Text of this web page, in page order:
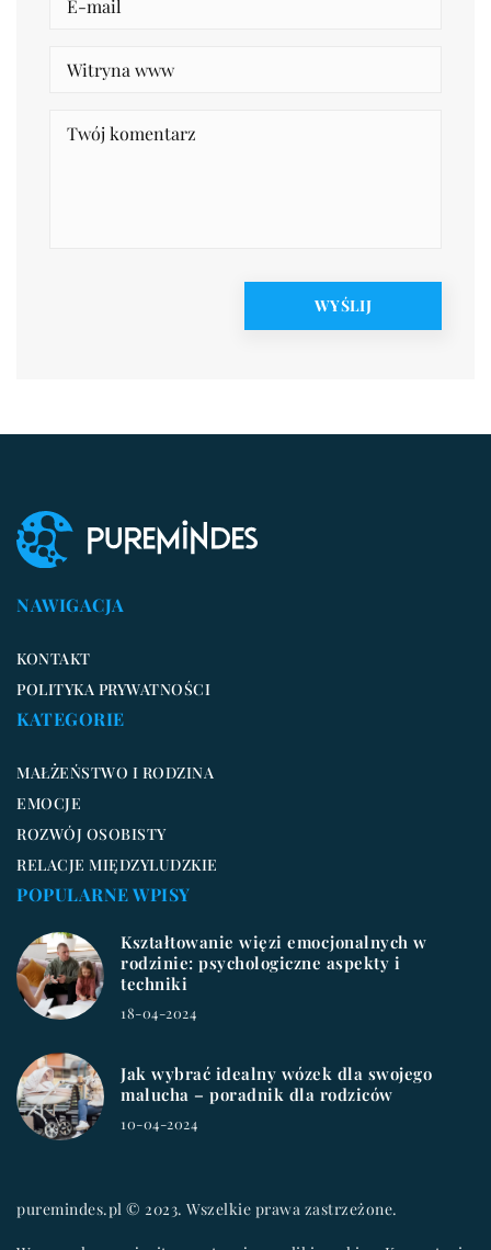
NAWIGACJA
KONTAKT
POLITYKA PRYWATNOŚCI
KATEGORIE
MAŁŻEŃSTWO I RODZINA
EMOCJE
ROZWÓJ OSOBISTY
RELACJE MIĘDZYLUDZKIE
POPULARNE WPISY
Kształtowanie więzi emocjonalnych w
rodzinie: psychologiczne aspekty i
techniki
18-04-2024
Jak wybrać idealny wózek dla swojego
malucha – poradnik dla rodziców
10-04-2024
puremindes.pl © 2023. Wszelkie prawa zastrzeżone.